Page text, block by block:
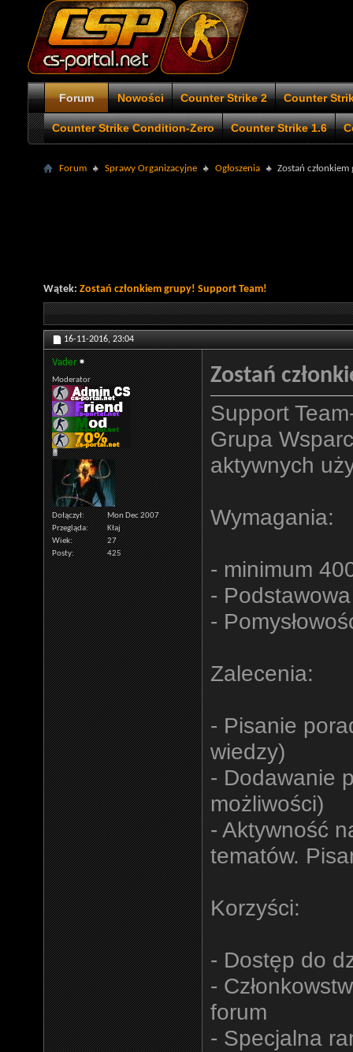
Forum Nowości Counter Strike 2 Counter
Counter Strike Condition-Zero Counter Strike 1.6
Forum Sprawy Organizacyjne Ogłoszenia Zostań
Wątek: Zostań członkiem grupy! Support Team!
16-11-2016, 23:04
Vader
Moderator
Dołączył
Mon Dec 2007
Przegląda
Kłaj
Wiek
27
Posty
425
Zostań
Support
Grupa
aktywnych
Wymagania:
- minimum
-
-
Zalecenia:
- Pisanie
wiedzy)
- Dodawanie
możliwości)
- Aktywność
tematów.
Korzyści:
- Dostęp do
-
forum
- Specjalna